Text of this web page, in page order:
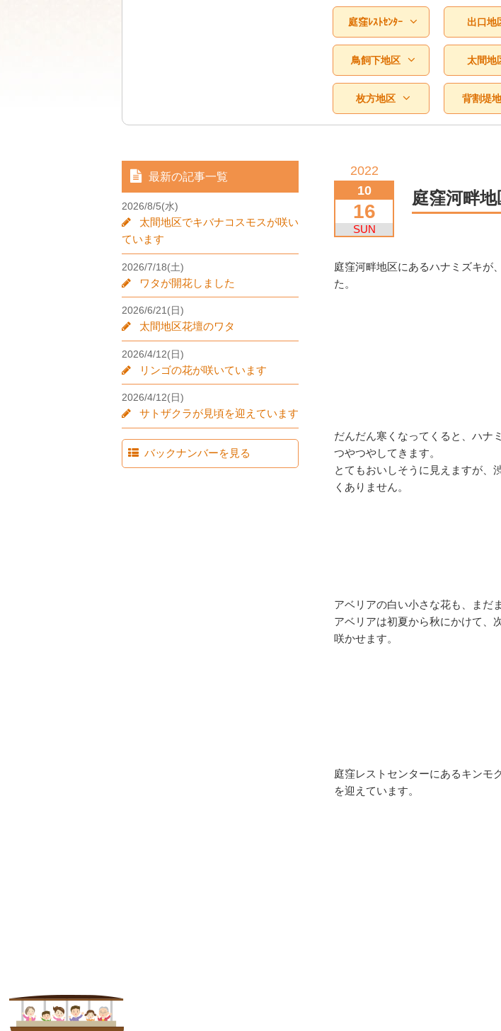
庭窪ﾚｽﾄｾﾝﾀｰ 出口地
鳥飼下地区 太間地
枚方地区 背割堤
最新の記事一覧
2026/8/5(水)
太間地区でキバナコスモスが咲い
ています
2026/7/18(土)
ワタが開花しました
2026/6/21(日)
太間地区花壇のワタ
2026/4/12(日)
リンゴの花が咲いています
2026/4/12(日)
サトザクラが見頃を迎えています
バックナンバーを見る
2022
10
16
SUN
庭窪河畔
庭窪河畔地区にあるハナミズキが
た。
だんだん寒くなってくると、ハナ
つやつやしてきます。
とてもおいしそうに見えますが、
くありません。
アベリアの白い小さな花も、まだ
アベリアは初夏から秋にかけて、
咲かせます。
庭窪レストセンターにあるキンモ
を迎えています。